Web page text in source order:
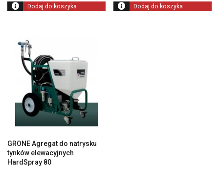
Dodaj do koszyka Dodaj do koszyka
GRONE Agregat do natrysku
tynków elewacyjnych
HardSpray 80